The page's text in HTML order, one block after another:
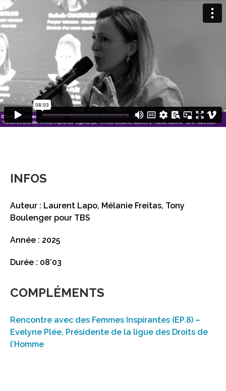
INFOS
Auteur : Laurent Lapo, Mélanie Freitas, Tony
Boulenger pour TBS
Année : 2025
Durée : 08’03
COMPLÉMENTS
Rencontre avec des Femmes Inspirantes (EP.8) –
Evelyne Plée, Présidente de la ligue des Droits de
l’Homme